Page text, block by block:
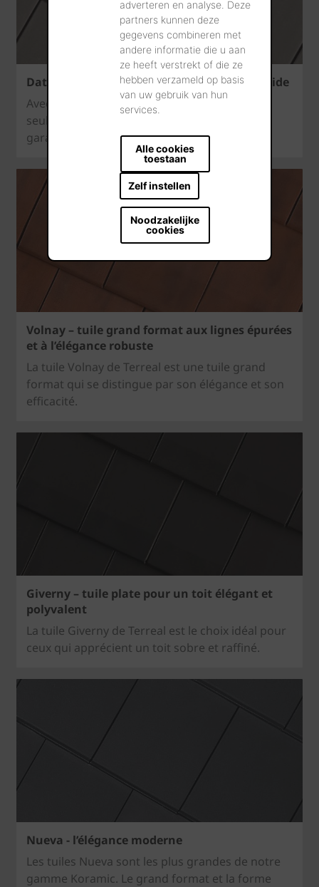
adverteren en analyse. Deze
partners kunnen deze
gegevens combineren met
andere informatie die u aan
ze heeft verstrekt of die ze
hebben verzameld op basis
van uw gebruik van hun
services.
Alle cookies
toestaan
Zelf instellen
Noodzakelijke
cookies
Datura – une tuile solide pour une pose rapide
Avec 15 pièces au m², Datura confère non
seulement de l’élégance à la toiture, mais
garantit aussi une pose rapide.
Volnay – tuile grand format aux lignes épurées
et à l’élégance robuste
La tuile Volnay de Terreal est une tuile grand
format qui se distingue par son élégance et son
efficacité.
Giverny – tuile plate pour un toit élégant et
polyvalent
La tuile Giverny de Terreal est le choix idéal pour
ceux qui apprécient un toit sobre et raffiné.
Nueva - l’élégance moderne
Les tuiles Nueva sont les plus grandes de notre
gamme Koramic. Le grand format et la forme